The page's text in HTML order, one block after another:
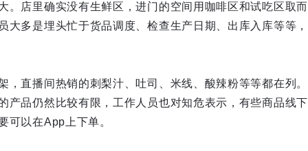
。店里确实没有生鲜区，进门的空间用咖啡区和试吃区取而
多是埋头忙于货品调度、检查生产日期、出库入库等等，
直播间热销的刺梨汁、吐司、米线、酸辣粉等等都在列。
产品仍然比较有限，工作人员也对知危表示，有些商品线下
可以在App上下单。